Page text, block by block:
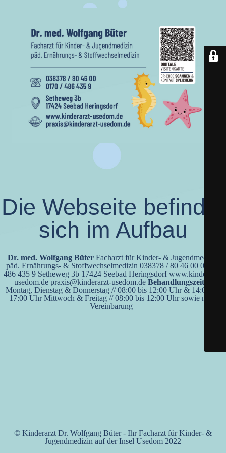
Die Webseite befindet
sich im Aufbau
Dr. med. Wolfgang BüterFacharzt für Kinder- & Jugendmedizin
päd. Ernährungs- & Stoffwechselmedizin 038378 / 80 46 00 0170 /
486 435 9 Setheweg 3b 17424 Seebad Heringsdorf www.kinderarzt-
usedom.de praxis@kinderarzt-usedom.de Behandlungszeiten
Montag, Dienstag & Donnerstag // 08:00 bis 12:00 Uhr & 14:00 bis
17:00 Uhr Mittwoch & Freitag // 08:00 bis 12:00 Uhr sowie nach
Vereinbarung
© Kinderarzt Dr. Wolfgang Büter - Ihr Facharzt für Kinder- &
Jugendmedizin auf der Insel Usedom 2022